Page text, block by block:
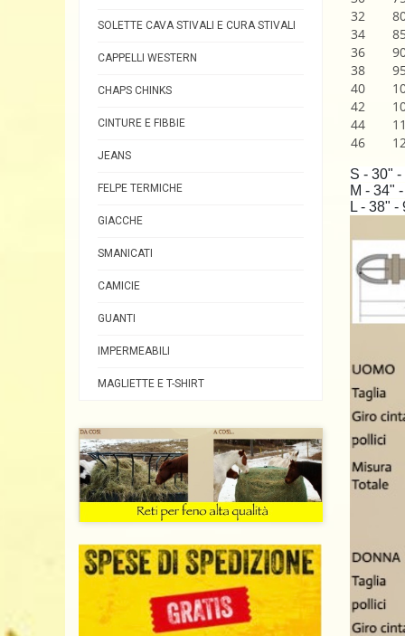
SOLETTE CAVA STIVALI E CURA STIVALI
CAPPELLI WESTERN
CHAPS CHINKS
CINTURE E FIBBIE
JEANS
FELPE TERMICHE
GIACCHE
SMANICATI
CAMICIE
GUANTI
IMPERMEABILI
MAGLIETTE E T-SHIRT
32
34
36
38
40
42
44
46
S - 30"
M - 34"
L - 38" -